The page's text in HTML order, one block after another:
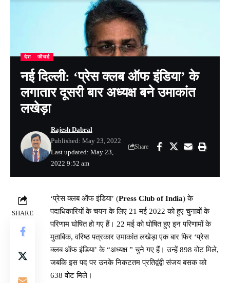
देश फीचर्ड
नई दिल्ली: ‘प्रेस क्लब ऑफ इंडिया’ के
लगातार दूसरी बार अध्यक्ष बने उमाकांत
लखेड़ा
Last updated: May 23,
2022 9:52 am
Rajesh Dabral
Published: May 23, 2022
Share
SHARE
‘प्रेस क्लब ऑफ इंडिया’ (Press Club of India) के
पदाधिकारियों के चयन के लिए 21 मई 2022 को हुए चुनावों के
परिणाम घोषित हो गए हैं। 22 मई को घोषित हुए इन परिणामों के
मुताबिक, वरिष्ठ पत्रकार उमाकांत लखेड़ा एक बार फिर ‘प्रेस
क्लब ऑफ इंडिया’ के “अध्यक्ष ” चुने गए हैं। उन्हें 898 वोट मिले,
जबकि इस पद पर उनके निकटतम प्रतिद्वंद्वी संजय बसक को
638 वोट मिले।